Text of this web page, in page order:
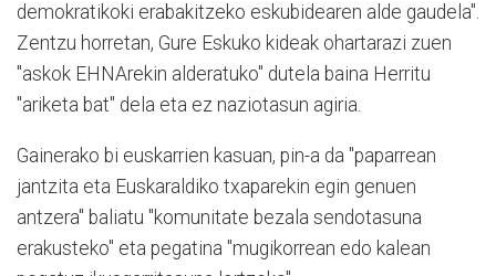
demokratikoki erabakitzeko eskubidearen alde gaudela".
Zentzu horretan, Gure Eskuko kideak ohartarazi zuen
"askok EHNArekin alderatuko" dutela baina Herritu
"ariketa bat" dela eta ez naziotasun agiria.
Gainerako bi euskarrien kasuan, pin-a da "paparrean
jantzita eta Euskaraldiko txaparekin egin genuen
antzera" baliatu "komunitate bezala sendotasuna
erakusteko" eta pegatina "mugikorrean edo kalean